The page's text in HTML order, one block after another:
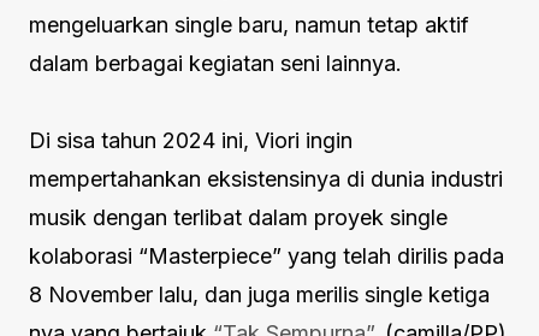
mengeluarkan single baru, namun tetap aktif
dalam berbagai kegiatan seni lainnya.
Di sisa tahun 2024 ini, Viori ingin
mempertahankan eksistensinya di dunia industri
musik dengan terlibat dalam proyek single
kolaborasi “Masterpiece” yang telah dirilis pada
8 November lalu, dan juga merilis single ketiga